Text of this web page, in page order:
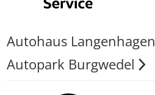
Autohaus Langenhagen
Autopark Burgwedel